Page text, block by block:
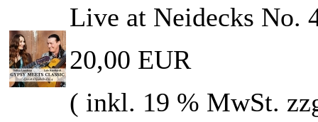
Live at Neidecks No.
20,00 EUR
( inkl. 19 % MwSt.